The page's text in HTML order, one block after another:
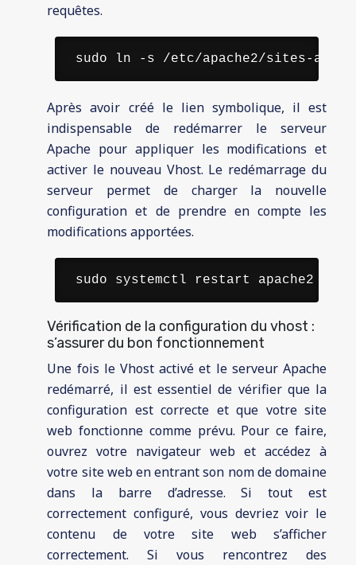
requêtes.
sudo ln -s /etc/apache2/sites-
Après avoir créé le lien symbolique, il est
indispensable de redémarrer le serveur
Apache pour appliquer les modifications et
activer le nouveau Vhost. Le redémarrage du
serveur permet de charger la nouvelle
configuration et de prendre en compte les
modifications apportées.
sudo systemctl restart apache2
Vérification de la configuration du vhost :
s’assurer du bon fonctionnement
Une fois le Vhost activé et le serveur Apache
redémarré, il est essentiel de vérifier que la
configuration est correcte et que votre site
web fonctionne comme prévu. Pour ce faire,
ouvrez votre navigateur web et accédez à
votre site web en entrant son nom de domaine
dans la barre d’adresse. Si tout est
correctement configuré, vous devriez voir le
contenu de votre site web s’afficher
correctement. Si vous rencontrez des